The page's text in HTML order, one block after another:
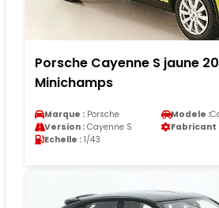
Porsche Cayenne S jaune
Minichamps
Marque : Porsche Modele :
Version : Cayenne S Fabricant
Echelle : 1/43